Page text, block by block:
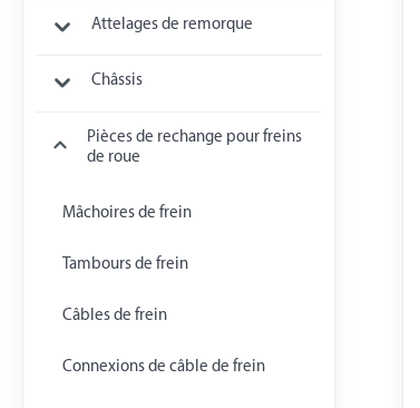
Attelages de remorque
Châssis
Pièces de rechange pour freins
de roue
Mâchoires de frein
Tambours de frein
Câbles de frein
Connexions de câble de frein